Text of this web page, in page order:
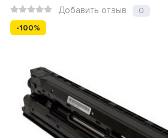
Добавить отзыв
0
-100%